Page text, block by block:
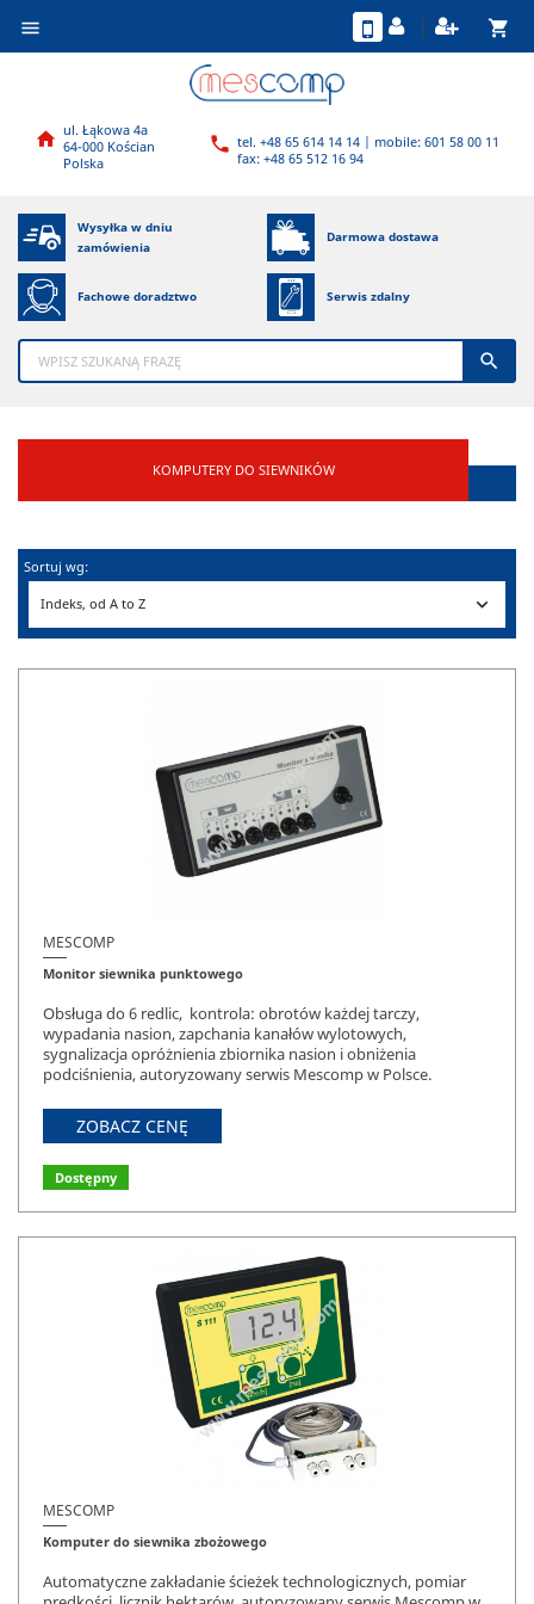
 shopping_cart
 ul. Łąkowa 4a
64-000 Kościan
Polska
 tel. +48 65 614 14 14 | mobile: 601 58 00 11
fax: +48 65 512 16 94
Wysyłka w dniu
zamówienia
Darmowa dostawa
Fachowe doradztwo Serwis zdalny

KOMPUTERY DO SIEWNIKÓW
Sortuj wg:
Indeks, od A to Z 
MESCOMP
Monitor siewnika punktowego
Obsługa do 6 redlic, kontrola: obrotów każdej tarczy,
wypadania nasion, zapchania kanałów wylotowych,
sygnalizacja opróżnienia zbiornika nasion i obniżenia
podciśnienia, autoryzowany serwis Mescomp w Polsce.
ZOBACZ CENĘ
Dostępny
MESCOMP
Komputer do siewnika zbożowego
Automatyczne zakładanie ścieżek technologicznych, pomiar